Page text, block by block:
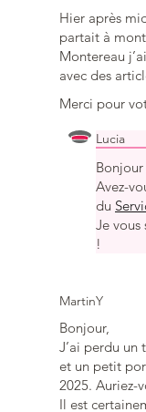
Hier après
partait à
Montereau
avec des
Merci pour
Lucia
Bonjour
Avez-
du
Je
!
MartinY
Bonjour,
J’ai perdu un
et un petit
2025. Auriez-
Il est